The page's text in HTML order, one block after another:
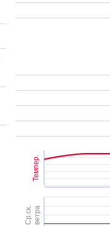
Темпер.
Ср.ск.ветра